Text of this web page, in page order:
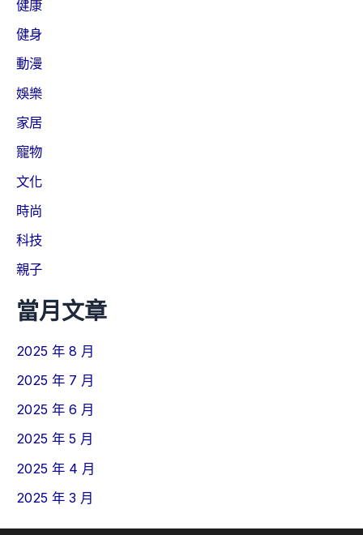
健康
健身
動漫
娛樂
家居
寵物
文化
時尚
科技
親子
當月文章
2025 年 8 月
2025 年 7 月
2025 年 6 月
2025 年 5 月
2025 年 4 月
2025 年 3 月